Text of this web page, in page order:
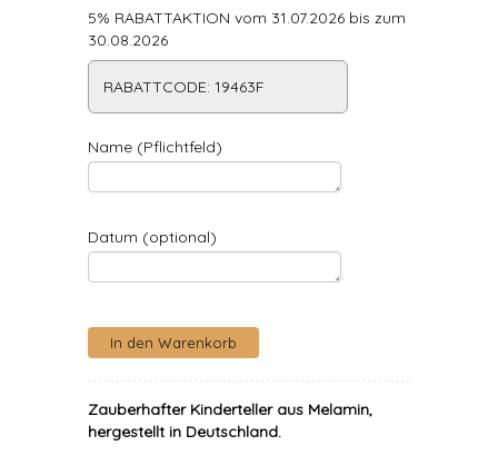
5% RABATTAKTION vom 31.07.2026 bis zum
30.08.2026
RABATTCODE: 19463F
Name (Pflichtfeld)
Datum (optional)
Zauberhafter Kinderteller aus Melamin,
hergestellt in Deutschland.